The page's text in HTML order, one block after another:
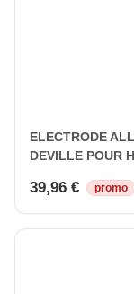
ELECTRODE
DEVILLE POUR
39,96 € promo